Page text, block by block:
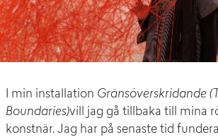
I min installation Gränsöverskridande
Boundaries)vill jag gå tillbaka till mina
konstnär. Jag har på senaste tid